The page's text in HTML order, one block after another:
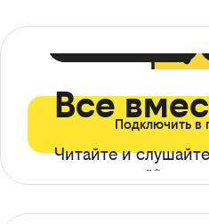
Все
Читайте и
ограничений*
Подключить в